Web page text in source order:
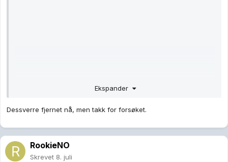
Her fant jeg et klipp som viser situasjonen jeg refererte til.
Ekspander
Dessverre fjernet nå, men takk for forsøket.
RookieNO
Skrevet 8. juli